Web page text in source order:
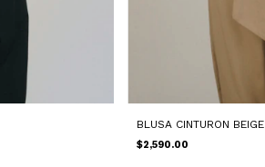
BLUSA CINTURON BEIGE
$2,590.00